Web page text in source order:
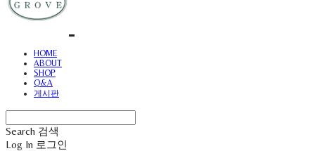
HOME
ABOUT
SHOP
Q&A
게시판
Search 검색
Log In 로그인